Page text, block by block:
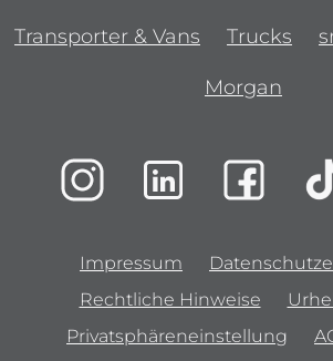
Transporter & Vans Trucks
Morgan
Impressum
Rechtliche Hinweise
Privatsphäreneinstellung